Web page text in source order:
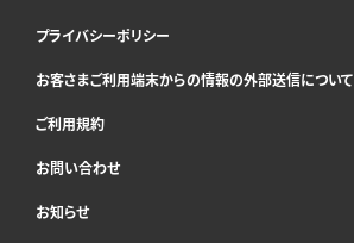
プライバシーポリシー
お客さまご利用端末からの情報の外部送信について
ご利用規約
お問い合わせ
お知らせ